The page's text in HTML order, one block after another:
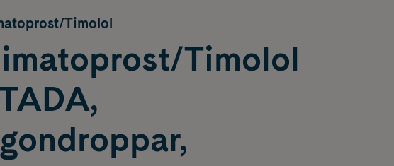
Timolol
Timolol